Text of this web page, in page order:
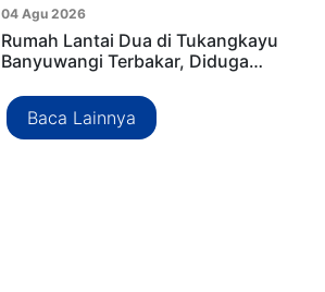
04 Agu 2026
Rumah Lantai Dua di Tukangkayu
Banyuwangi Terbakar, Diduga…
Baca Lainnya